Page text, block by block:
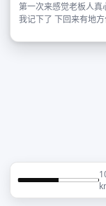
第一次来感觉老板人真
我记下了 下回来有地